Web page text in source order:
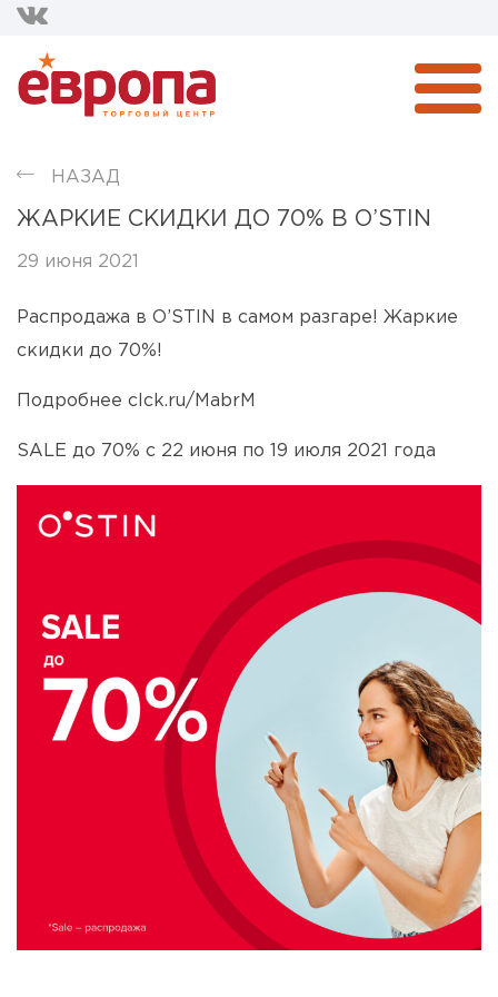
НАЗАД
ЖАРКИЕ СКИДКИ ДО 70% В O’STIN
29 июня 2021
Распродажа в O’STIN в самом разгаре! Жаркие
скидки до 70%!
Подробнее clck.ru/MabrM
SALE до 70% с 22 июня по 19 июля 2021 года